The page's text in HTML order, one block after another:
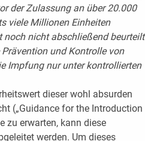
der Zulassung an über 20.000
viele Millionen Einheiten
nicht abschließend beurteilt
und Kontrolle von
Impfung nur unter kontrollierten
dieser wohl absurden
(„Guidance for the Introduction
zu erwarten, kann diese
werden. Um dieses